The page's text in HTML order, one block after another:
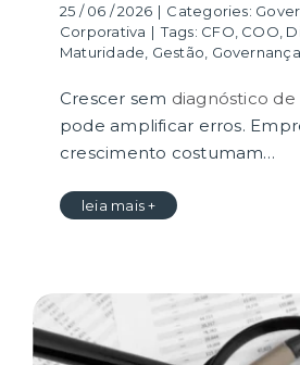
25 / 06 / 2026 | Categories:
Corporativa | Tags: CFO COO
Maturidade Gestão Governança
Crescer sem diagnóstico
pode amplificar erros.
crescimento costumam…
leia mais +